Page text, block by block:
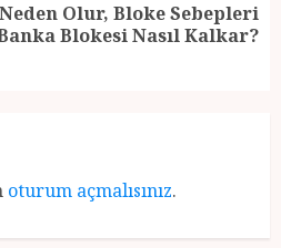
Olur, Bloke Sebepleri
Blokesi Nasıl Kalkar?
oturum açmalısınız.